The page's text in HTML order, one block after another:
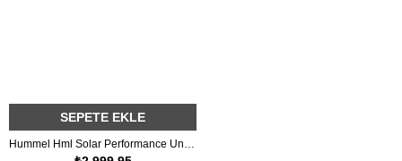
SEPETE EKLE